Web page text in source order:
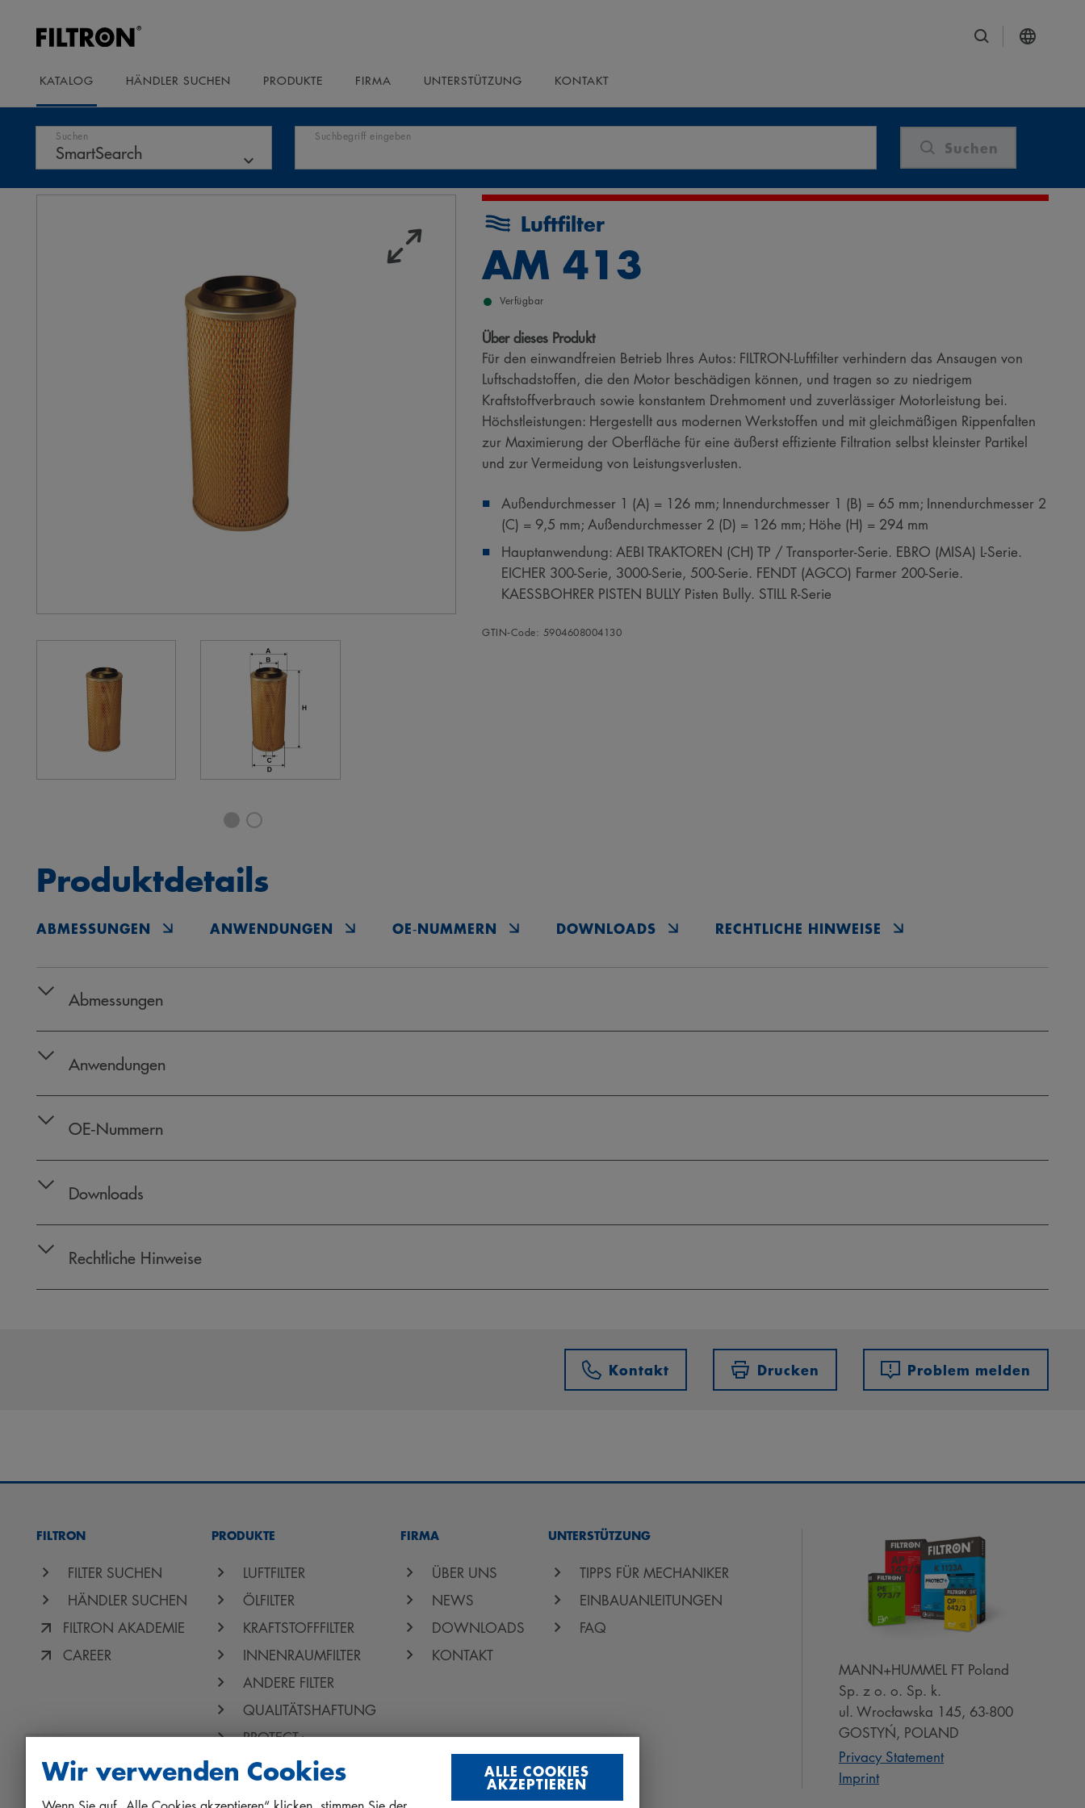
KATALOG HÄNDLER SUCHEN PRODUKTE FIRMA UNTERSTÜTZUNG KONTAKT
Suchen Suchbegriff eingeben
Suchen
Luftfilter
AM 413
Verfügbar
Über dieses Produkt
Für den einwandfreien Betrieb Ihres Autos: FILTRON-Luftfilter verhindern das Ansaugen von
Luftschadstoffen, die den Motor beschädigen können, und tragen so zu niedrigem
Kraftstoffverbrauch sowie konstantem Drehmoment und zuverlässiger Motorleistung bei.
Höchstleistungen: Hergestellt aus modernen Werkstoffen und mit gleichmäßigen Rippenfalten
zur Maximierung der Oberfläche für eine äußerst effiziente Filtration selbst kleinster Partikel
und zur Vermeidung von Leistungsverlusten.
Außendurchmesser 1 (A) = 126 mm; Innendurchmesser 1 (B) = 65 mm; Innendurchmesser 2
(C) = 9,5 mm; Außendurchmesser 2 (D) = 126 mm; Höhe (H) = 294 mm
Hauptanwendung: AEBI TRAKTOREN (CH) TP / Transporter-Serie. EBRO (MISA) L-Serie.
EICHER 300-Serie, 3000-Serie, 500-Serie. FENDT (AGCO) Farmer 200-Serie.
KAESSBOHRER PISTEN BULLY Pisten Bully. STILL R-Serie
GTIN‑Code: 5904608004130
Produktdetails
ABMESSUNGEN ANWENDUNGEN OE‑NUMMERN DOWNLOADS RECHTLICHE HINWEISE
Abmessungen
Anwendungen
OE‑Nummern
Downloads
Rechtliche Hinweise
Kontakt Drucken Problem melden
FILTRON
FILTER SUCHEN
HÄNDLER SUCHEN
FILTRON AKADEMIE
CAREER
PRODUKTE
LUFTFILTER
ÖLFILTER
KRAFTSTOFFFILTER
INNENRAUMFILTER
ANDERE FILTER
QUALITÄTSHAFTUNG
PROTECT+
FIRMA
ÜBER UNS
NEWS
DOWNLOADS
KONTAKT
UNTERSTÜTZUNG
TIPPS FÜR MECHANIKER
EINBAUANLEITUNGEN
FAQ
MANN+HUMMEL FT Poland
Sp. z o. o. Sp. k.
ul. Wrocławska 145, 63-800
GOSTYŃ, POLAND
Privacy Statement
Imprint
Wir verwenden Cookies ALLE COOKIES
AKZEPTIEREN